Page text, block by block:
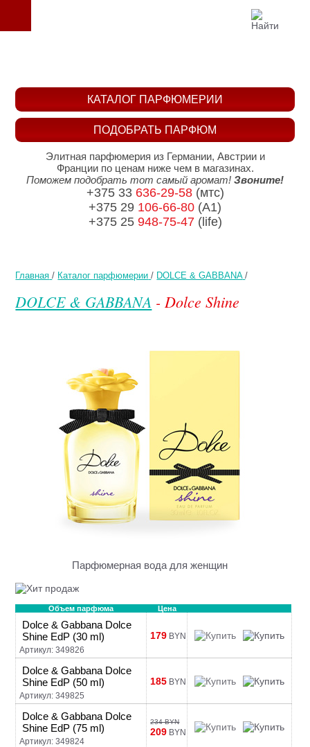
Главная / Каталог парфюмерии / DOLCE & GABBANA /
DOLCE & GABBANA - Dolce Shine
Парфюмерная вода для женщин
Объем парфюма Цена
Dolce & Gabbana Dolce
Shine EdP (30 ml)
Артикул: 349826
179 BYN
Dolce & Gabbana Dolce
Shine EdP (50 ml)
Артикул: 349825
185 BYN
Dolce & Gabbana Dolce
Shine EdP (75 ml)
Артикул: 349824
234 BYN
209 BYN
ПОДОБРАТЬ ПАРФЮМ
КАТАЛОГ ПАРФЮМЕРИИ
Элитная парфюмерия из Германии, Австрии и
Франции по ценам ниже чем в магазинах.
Поможем подобрать тот самый аромат! Звоните!
+375 33 636-29-58(мтс)
+375 29 106-66-80 (A1)
+375 25 948-75-47(life)